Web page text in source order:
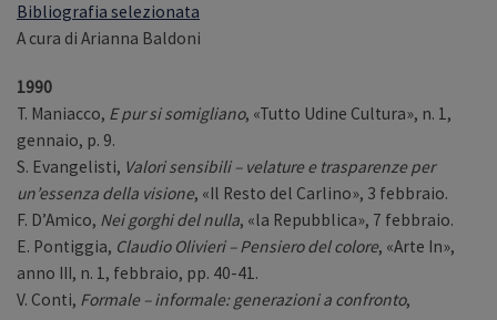
Bibliografia selezionata
A cura di Arianna Baldoni
1990
T. Maniacco, E pur si somigliano, «Tutto Udine Cultura», n. 1,
gennaio, p. 9.
S. Evangelisti, Valori sensibili – velature e trasparenze per
un’essenza della visione, «Il Resto del Carlino», 3 febbraio.
F. D’Amico, Nei gorghi del nulla, «la Repubblica», 7 febbraio.
E. Pontiggia, Claudio Olivieri – Pensiero del colore, «Arte In»,
anno III, n. 1, febbraio, pp. 40-41.
V. Conti, Formale – informale: generazioni a confronto,